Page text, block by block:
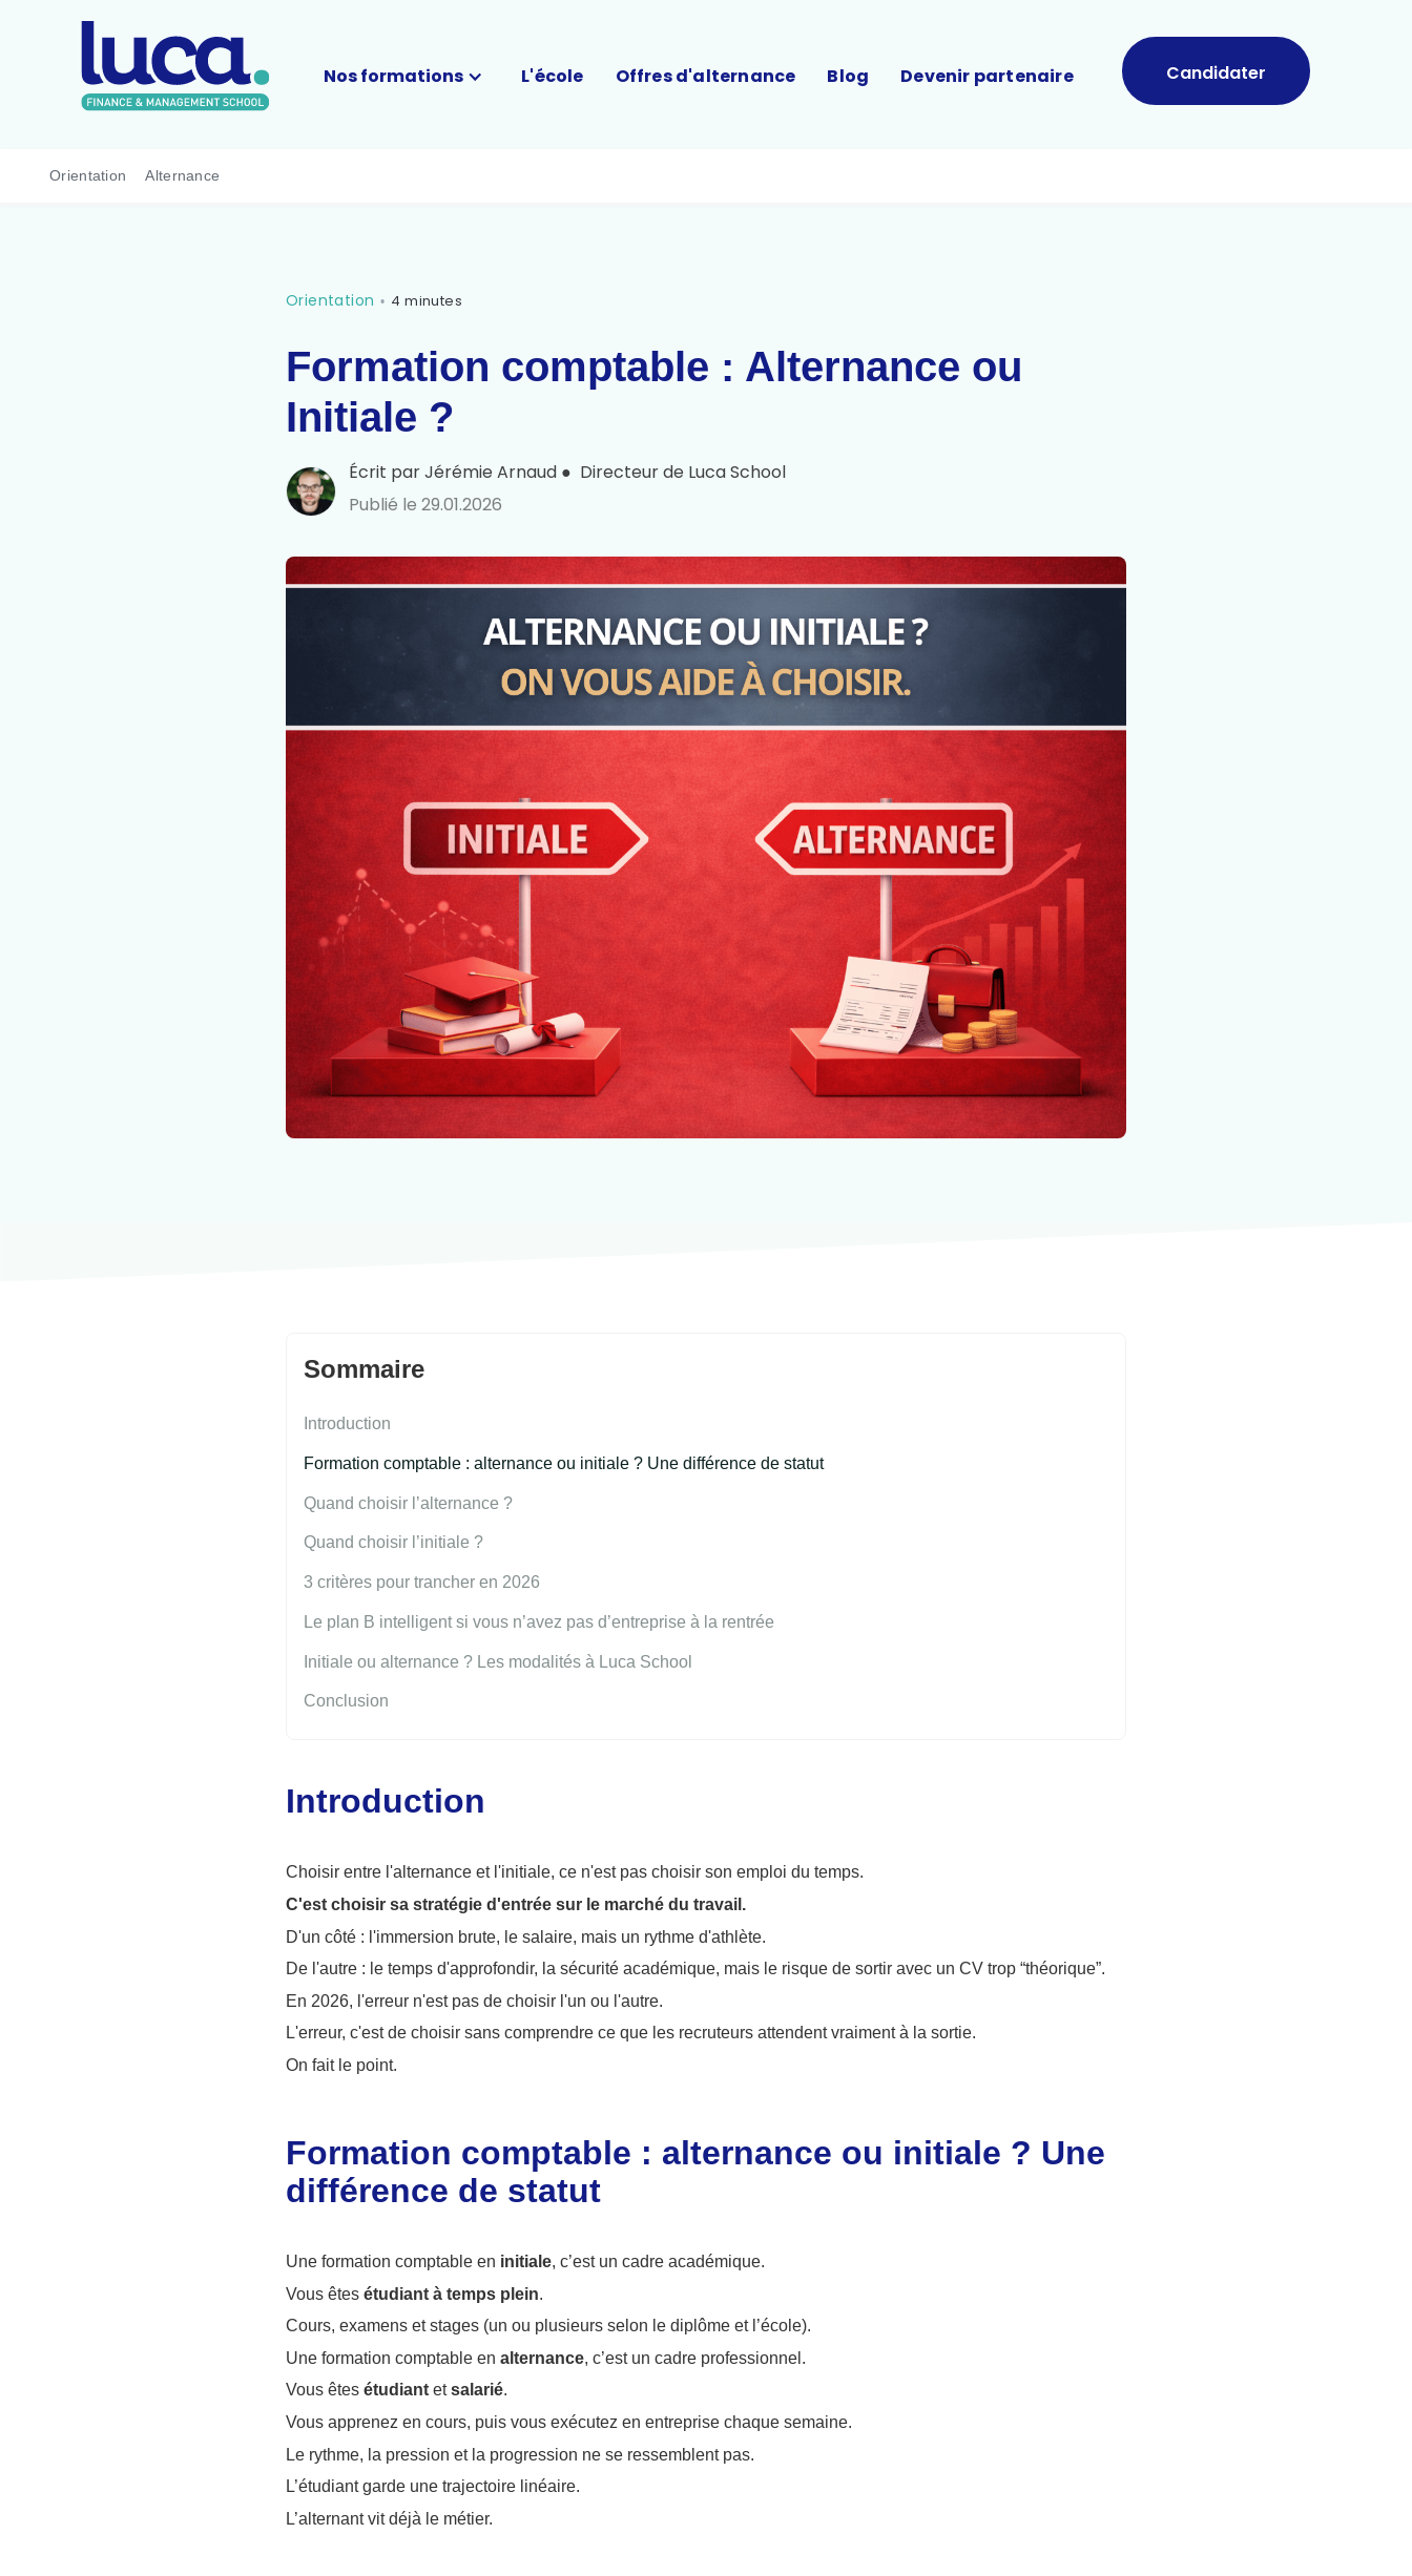
Nos formations L'école Offres d'alternance Blog Devenir partenaire Candidater
Orientation Alternance
Orientation • 4 minutes
Formation comptable : Alternance ou
Initiale ?
Écrit parJérémie Arnaud ● Directeur de Luca School
Publié le 29.01.2026
Sommaire
Introduction
Formation comptable : alternance ou initiale ? Une différence de statut
Quand choisir l’alternance ?
Quand choisir l’initiale ?
3 critères pour trancher en 2026
Le plan B intelligent si vous n’avez pas d’entreprise à la rentrée
Initiale ou alternance ? Les modalités à Luca School
Conclusion
Introduction
Choisir entre l'alternance et l'initiale, ce n'est pas choisir son emploi du temps.
C'est choisir sa stratégie d'entrée sur le marché du travail.
D'un côté : l'immersion brute, le salaire, mais un rythme d'athlète.
De l'autre : le temps d'approfondir, la sécurité académique, mais le risque de sortir avec un CV trop “théorique”.
En 2026, l'erreur n'est pas de choisir l'un ou l'autre.
L'erreur, c'est de choisir sans comprendre ce que les recruteurs attendent vraiment à la sortie.
On fait le point.
Formation comptable : alternance ou initiale ? Une
différence de statut
Une formation comptable en initiale, c’est un cadre académique.
Vous êtes étudiant à temps plein.
Cours, examens et stages (un ou plusieurs selon le diplôme et l’école).
Une formation comptable en alternance, c’est un cadre professionnel.
Vous êtes étudiant etsalarié.
Vous apprenez en cours, puis vous exécutez en entreprise chaque semaine.
Le rythme, la pression et la progression ne se ressemblent pas.
L’étudiant garde une trajectoire linéaire.
L’alternant vit déjà le métier.